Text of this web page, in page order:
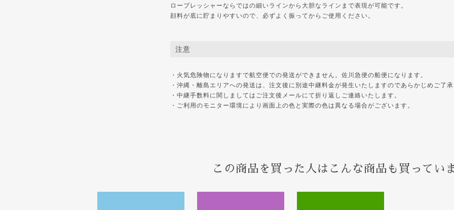
ロープレッシャーならではの細いラインから大胆なラインまで表現が可能です。
顔料が底に貯まりやすいので、必ずよく振ってからご使用ください。
注意
・火気危険物になりますで航空便での発送ができません。佐川急便の船便になります。
・沖縄・離島エリアへの発送は、注文後に別途中継料金が発生いたしますのであらかじめご了承
・中継手数料に関しましてはご注文後メールにて折り返しご連絡いたします。
・ご利用のモニター環境により画面上の色と実際の色は異なる場合がございます。
この商品を買った人はこんな商品も買ってい